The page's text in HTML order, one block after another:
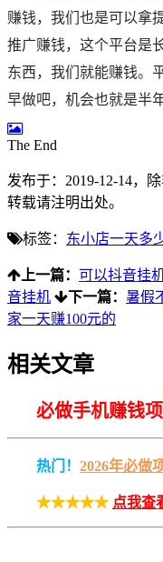
赚钱，我们也是可以拿
推广赚钱，这个平台是
东西，我们就能赚钱。
早做吧，机会也就是半
The End
发布于：2019-12-14，
转载请注明出处。
标签： 东小店一天多
上一篇： 可以抖音挂
音挂机
下一篇： 暑假
家一天赚100元的
相关文章
必做手机赚钱项
热门！ 2026年必做
★★★★★ 点我查